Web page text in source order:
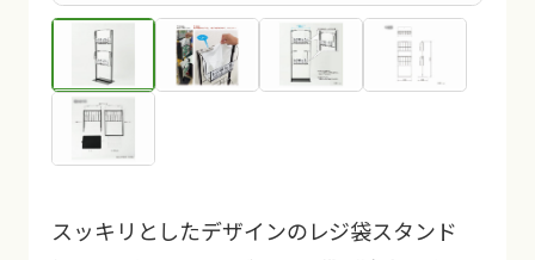
スッキリとしたデザインのレジ袋スタンド